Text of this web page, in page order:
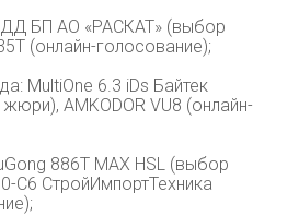
ДД БП АО «РАСКАТ» (выбор
(онлайн-голосование);
MultiOne 6.3 iDs Байтек
AMKODOR VU8 (онлайн-
886T MAX HSL (выбор
C6 СтройИмпортТехника